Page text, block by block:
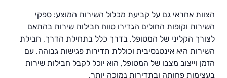
הצוות אחראי גם על קביעת מכלול השירות המוצע: ספקי
השירות וקופות החולים הגדירו טווח חבילות שירות בהתאם
לצורך הקליני של המטופל. בדרך כלל בתחילת הדרך, חבילת
השירות היא אינטנסיבית וכוללת תדירות פגישות גבוהה. עם
הזמן וייצוב מצבו של המטופל, הוא יוכל לקבל חבילות שירות
בעצימות פחותה ובתדירות נמוכה יותר.